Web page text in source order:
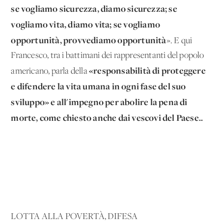
se vogliamo sicurezza, diamo sicurezza; se
vogliamo vita, diamo vita; se vogliamo
opportunità, provvediamo opportunità». E qui
Francesco, tra i battimani dei rappresentanti del popolo
americano, parla della«responsabilità di proteggere
e difendere la vita umana in ogni fase del suo
sviluppo» e all'impegno per abolire la pena di
morte, come chiesto anche dai vescovi del Paese..
LOTTA ALLA POVERTÀ, DIFESA